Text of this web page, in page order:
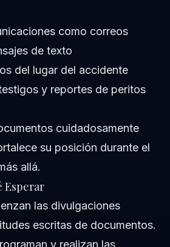
como correos
de texto
del lugar del accidente
y reportes de peritos
cuidadosamente
su posición durante el
allá.
Esperar
las divulgaciones
escritas de documentos.